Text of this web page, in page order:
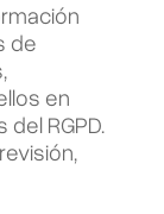
de
en
RGPD.